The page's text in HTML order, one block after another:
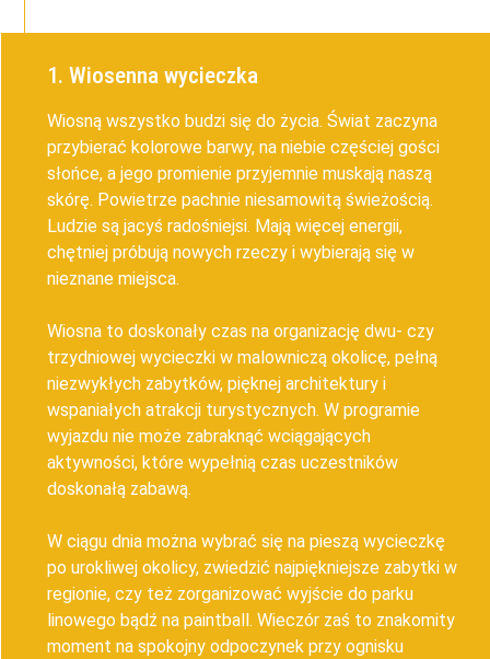
1. Wiosenna wycieczka
Wiosną wszystko budzi się do życia. Świat zaczyna
przybierać kolorowe barwy, na niebie częściej gości
słońce, a jego promienie przyjemnie muskają naszą
skórę. Powietrze pachnie niesamowitą świeżością.
Ludzie są jacyś radośniejsi. Mają więcej energii,
chętniej próbują nowych rzeczy i wybierają się w
nieznane miejsca.
Wiosna to doskonały czas na organizację dwu- czy
trzydniowej wycieczki w malowniczą okolicę, pełną
niezwykłych zabytków, pięknej architektury i
wspaniałych atrakcji turystycznych. W programie
wyjazdu nie może zabraknąć wciągających
aktywności, które wypełnią czas uczestników
doskonałą zabawą.
W ciągu dnia można wybrać się na pieszą wycieczkę
po urokliwej okolicy, zwiedzić najpiękniejsze zabytki w
regionie, czy też zorganizować wyjście do parku
linowego bądź na paintball. Wieczór zaś to znakomity
moment na spokojny odpoczynek przy ognisku